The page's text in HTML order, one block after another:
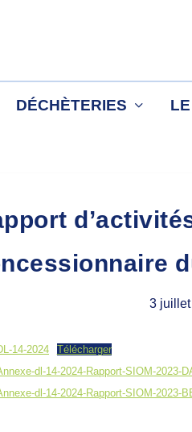
DÉCHÈTERIES
3
14-2024
Télécharger
dl-14-2024-Rapport-SIOM-2023-
dl-14-2024-Rapport-SIOM-2023-